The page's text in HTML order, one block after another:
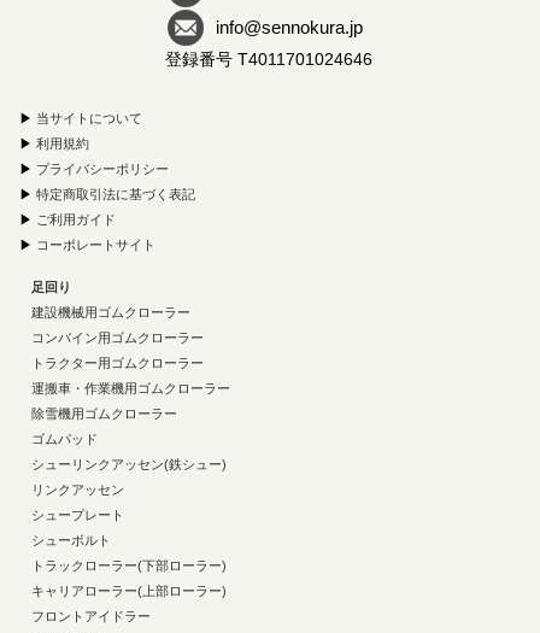
info@sennokura.jp
登録番号 T4011701024646
▶ 当サイトについて
▶ 利用規約
▶ プライバシーポリシー
▶ 特定商取引法に基づく表記
▶ ご利用ガイド
▶ コーポレートサイト
足回り
建設機械用ゴムクローラー
コンバイン用ゴムクローラー
トラクター用ゴムクローラー
運搬車・作業機用ゴムクローラー
除雪機用ゴムクローラー
ゴムパッド
シューリンクアッセン(鉄シュー)
リンクアッセン
シュープレート
シューボルト
トラックローラー(下部ローラー)
キャリアローラー(上部ローラー)
フロントアイドラー